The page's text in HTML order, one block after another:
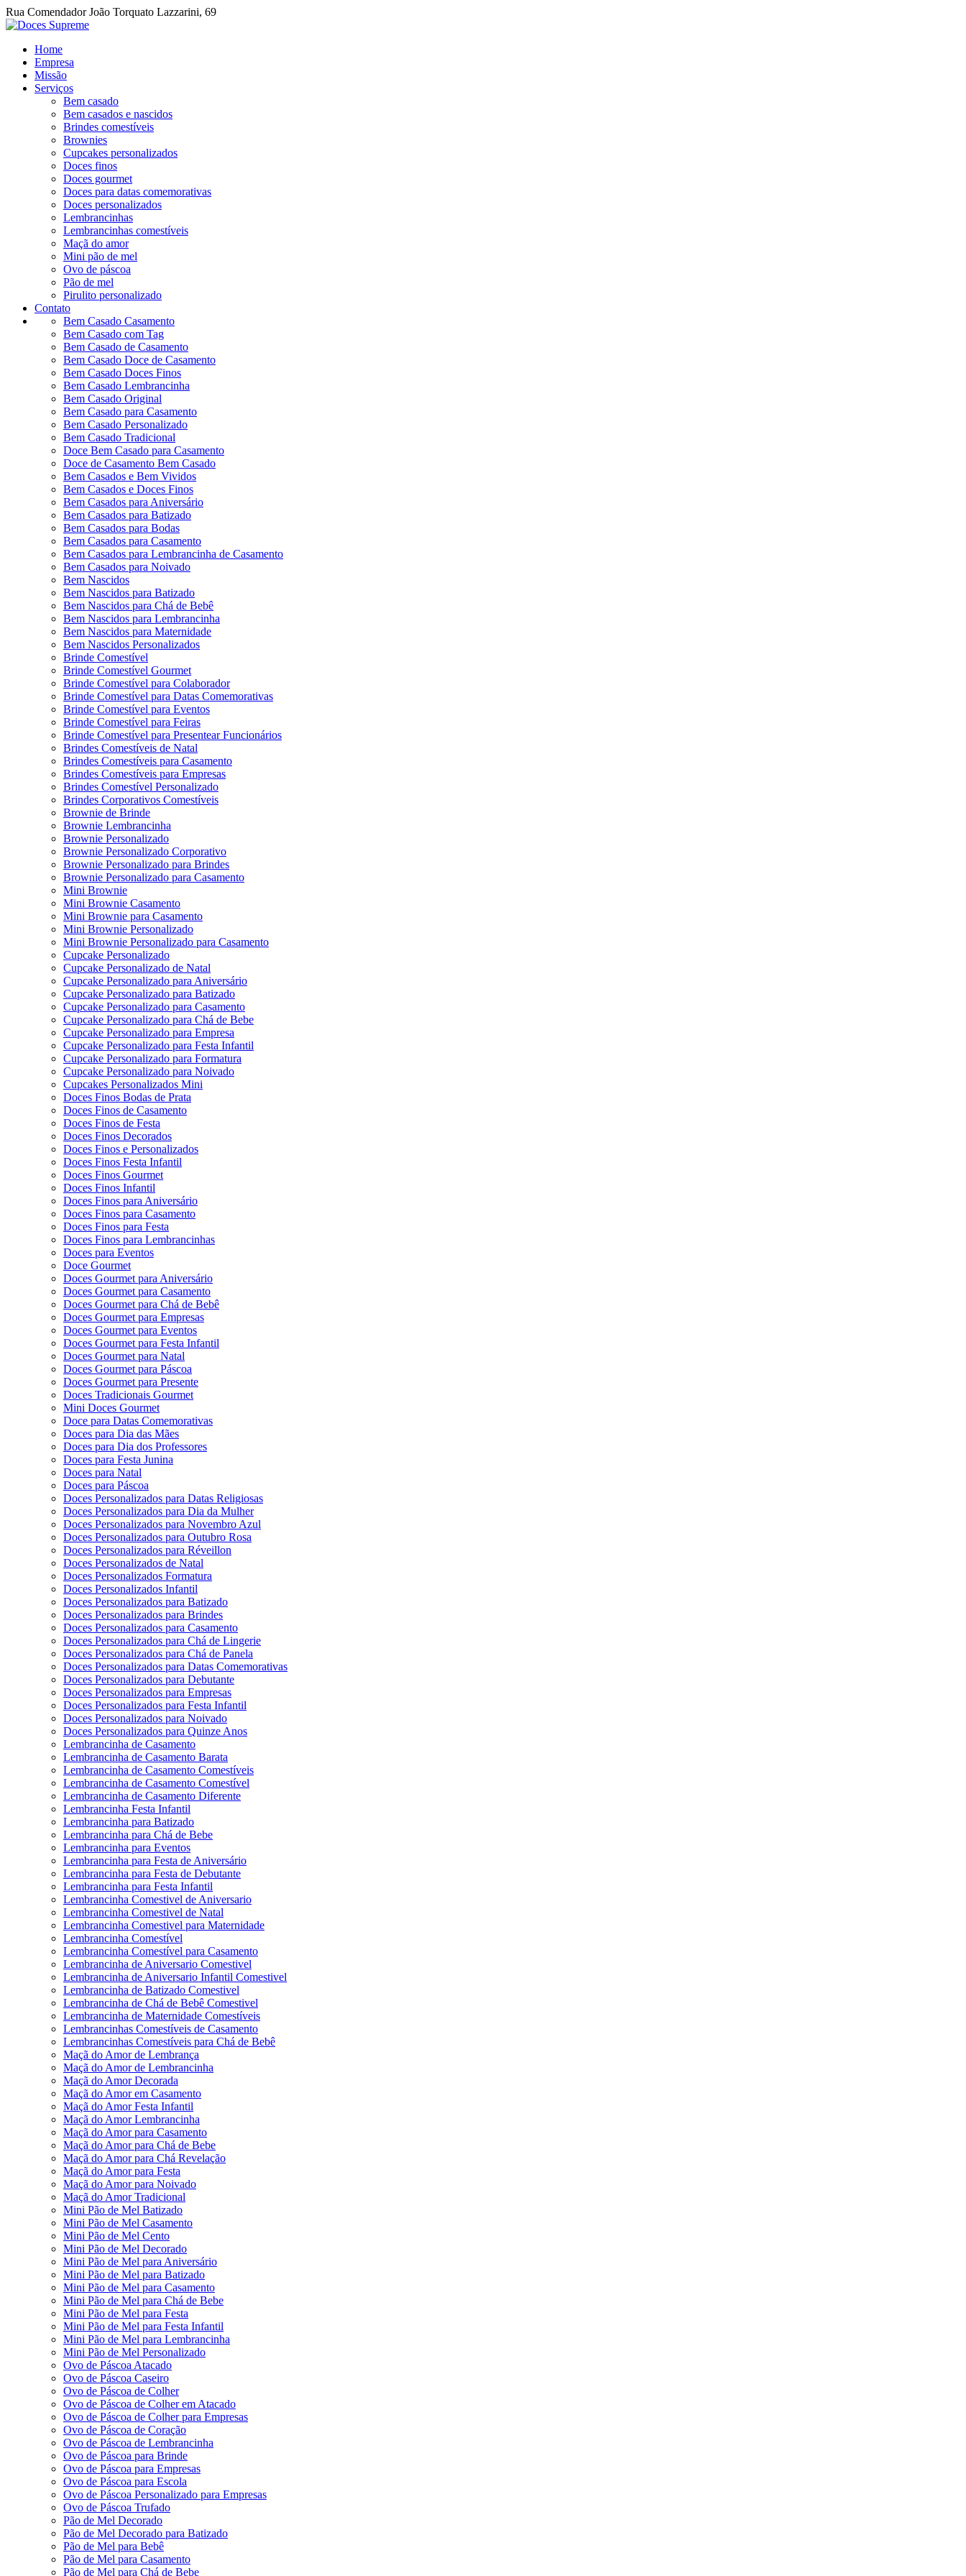
Rua Comendador João Torquato Lazzarini, 69
Home
Empresa
Missão
Serviços
Bem casado
Bem casados e nascidos
Brindes comestíveis
Brownies
Cupcakes personalizados
Doces finos
Doces gourmet
Doces para datas comemorativas
Doces personalizados
Lembrancinhas
Lembrancinhas comestíveis
Maçã do amor
Mini pão de mel
Ovo de páscoa
Pão de mel
Pirulito personalizado
Contato
Bem Casado Casamento
Bem Casado com Tag
Bem Casado de Casamento
Bem Casado Doce de Casamento
Bem Casado Doces Finos
Bem Casado Lembrancinha
Bem Casado Original
Bem Casado para Casamento
Bem Casado Personalizado
Bem Casado Tradicional
Doce Bem Casado para Casamento
Doce de Casamento Bem Casado
Bem Casados e Bem Vividos
Bem Casados e Doces Finos
Bem Casados para Aniversário
Bem Casados para Batizado
Bem Casados para Bodas
Bem Casados para Casamento
Bem Casados para Lembrancinha de Casamento
Bem Casados para Noivado
Bem Nascidos
Bem Nascidos para Batizado
Bem Nascidos para Chá de Bebê
Bem Nascidos para Lembrancinha
Bem Nascidos para Maternidade
Bem Nascidos Personalizados
Brinde Comestível
Brinde Comestível Gourmet
Brinde Comestível para Colaborador
Brinde Comestível para Datas Comemorativas
Brinde Comestível para Eventos
Brinde Comestível para Feiras
Brinde Comestível para Presentear Funcionários
Brindes Comestíveis de Natal
Brindes Comestíveis para Casamento
Brindes Comestíveis para Empresas
Brindes Comestível Personalizado
Brindes Corporativos Comestíveis
Brownie de Brinde
Brownie Lembrancinha
Brownie Personalizado
Brownie Personalizado Corporativo
Brownie Personalizado para Brindes
Brownie Personalizado para Casamento
Mini Brownie
Mini Brownie Casamento
Mini Brownie para Casamento
Mini Brownie Personalizado
Mini Brownie Personalizado para Casamento
Cupcake Personalizado
Cupcake Personalizado de Natal
Cupcake Personalizado para Aniversário
Cupcake Personalizado para Batizado
Cupcake Personalizado para Casamento
Cupcake Personalizado para Chá de Bebe
Cupcake Personalizado para Empresa
Cupcake Personalizado para Festa Infantil
Cupcake Personalizado para Formatura
Cupcake Personalizado para Noivado
Cupcakes Personalizados Mini
Doces Finos Bodas de Prata
Doces Finos de Casamento
Doces Finos de Festa
Doces Finos Decorados
Doces Finos e Personalizados
Doces Finos Festa Infantil
Doces Finos Gourmet
Doces Finos Infantil
Doces Finos para Aniversário
Doces Finos para Casamento
Doces Finos para Festa
Doces Finos para Lembrancinhas
Doces para Eventos
Doce Gourmet
Doces Gourmet para Aniversário
Doces Gourmet para Casamento
Doces Gourmet para Chá de Bebê
Doces Gourmet para Empresas
Doces Gourmet para Eventos
Doces Gourmet para Festa Infantil
Doces Gourmet para Natal
Doces Gourmet para Páscoa
Doces Gourmet para Presente
Doces Tradicionais Gourmet
Mini Doces Gourmet
Doce para Datas Comemorativas
Doces para Dia das Mães
Doces para Dia dos Professores
Doces para Festa Junina
Doces para Natal
Doces para Páscoa
Doces Personalizados para Datas Religiosas
Doces Personalizados para Dia da Mulher
Doces Personalizados para Novembro Azul
Doces Personalizados para Outubro Rosa
Doces Personalizados para Réveillon
Doces Personalizados de Natal
Doces Personalizados Formatura
Doces Personalizados Infantil
Doces Personalizados para Batizado
Doces Personalizados para Brindes
Doces Personalizados para Casamento
Doces Personalizados para Chá de Lingerie
Doces Personalizados para Chá de Panela
Doces Personalizados para Datas Comemorativas
Doces Personalizados para Debutante
Doces Personalizados para Empresas
Doces Personalizados para Festa Infantil
Doces Personalizados para Noivado
Doces Personalizados para Quinze Anos
Lembrancinha de Casamento
Lembrancinha de Casamento Barata
Lembrancinha de Casamento Comestíveis
Lembrancinha de Casamento Comestível
Lembrancinha de Casamento Diferente
Lembrancinha Festa Infantil
Lembrancinha para Batizado
Lembrancinha para Chá de Bebe
Lembrancinha para Eventos
Lembrancinha para Festa de Aniversário
Lembrancinha para Festa de Debutante
Lembrancinha para Festa Infantil
Lembrancinha Comestivel de Aniversario
Lembrancinha Comestivel de Natal
Lembrancinha Comestivel para Maternidade
Lembrancinha Comestível
Lembrancinha Comestível para Casamento
Lembrancinha de Aniversario Comestivel
Lembrancinha de Aniversario Infantil Comestivel
Lembrancinha de Batizado Comestivel
Lembrancinha de Chá de Bebê Comestivel
Lembrancinha de Maternidade Comestíveis
Lembrancinhas Comestíveis de Casamento
Lembrancinhas Comestíveis para Chá de Bebê
Maçã do Amor de Lembrança
Maçã do Amor de Lembrancinha
Maçã do Amor Decorada
Maçã do Amor em Casamento
Maçã do Amor Festa Infantil
Maçã do Amor Lembrancinha
Maçã do Amor para Casamento
Maçã do Amor para Chá de Bebe
Maçã do Amor para Chá Revelação
Maçã do Amor para Festa
Maçã do Amor para Noivado
Maçã do Amor Tradicional
Mini Pão de Mel Batizado
Mini Pão de Mel Casamento
Mini Pão de Mel Cento
Mini Pão de Mel Decorado
Mini Pão de Mel para Aniversário
Mini Pão de Mel para Batizado
Mini Pão de Mel para Casamento
Mini Pão de Mel para Chá de Bebe
Mini Pão de Mel para Festa
Mini Pão de Mel para Festa Infantil
Mini Pão de Mel para Lembrancinha
Mini Pão de Mel Personalizado
Ovo de Páscoa Atacado
Ovo de Páscoa Caseiro
Ovo de Páscoa de Colher
Ovo de Páscoa de Colher em Atacado
Ovo de Páscoa de Colher para Empresas
Ovo de Páscoa de Coração
Ovo de Páscoa de Lembrancinha
Ovo de Páscoa para Brinde
Ovo de Páscoa para Empresas
Ovo de Páscoa para Escola
Ovo de Páscoa Personalizado para Empresas
Ovo de Páscoa Trufado
Pão de Mel Decorado
Pão de Mel Decorado para Batizado
Pão de Mel para Bebê
Pão de Mel para Casamento
Pão de Mel para Chá de Bebe